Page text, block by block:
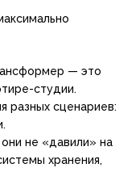
— это
студии.
разных сценариев:
не «давили» на
хранения,